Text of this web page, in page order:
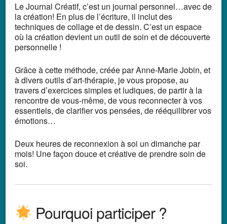
Le Journal Créatif, c’est un journal personnel…avec de
la création! En plus de l’écriture, il inclut des
techniques de collage et de dessin. C’est un espace
où la création devient un outil de soin et de découverte
personnelle !
Grâce à cette méthode, créée par Anne-Marie Jobin, et
à divers outils d’art-thérapie, je vous propose, au
travers d’exercices simples et ludiques, de partir à la
rencontre de vous-même, de vous reconnecter à vos
essentiels, de clarifier vos pensées, de rééquilibrer vos
émotions…
Deux heures de reconnexion à soi un dimanche par
mois! Une façon douce et créative de prendre soin de
soi.
Pourquoi participer ?